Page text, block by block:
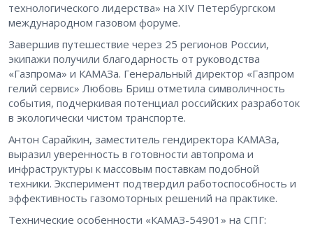
технологического лидерства» на XIV Петербургском
международном газовом форуме.
Завершив путешествие через 25 регионов России,
экипажи получили благодарность от руководства
«Газпрома» и КАМАЗа. Генеральный директор «Газпром
гелий сервис» Любовь Бриш отметила символичность
события, подчеркивая потенциал российских разработок
в экологически чистом транспорте.
Антон Сарайкин, заместитель гендиректора КАМАЗа,
выразил уверенность в готовности автопрома и
инфраструктуры к массовым поставкам подобной
техники. Эксперимент подтвердил работоспособность и
эффективность газомоторных решений на практике.
Технические особенности «КАМАЗ-54901» на СПГ: